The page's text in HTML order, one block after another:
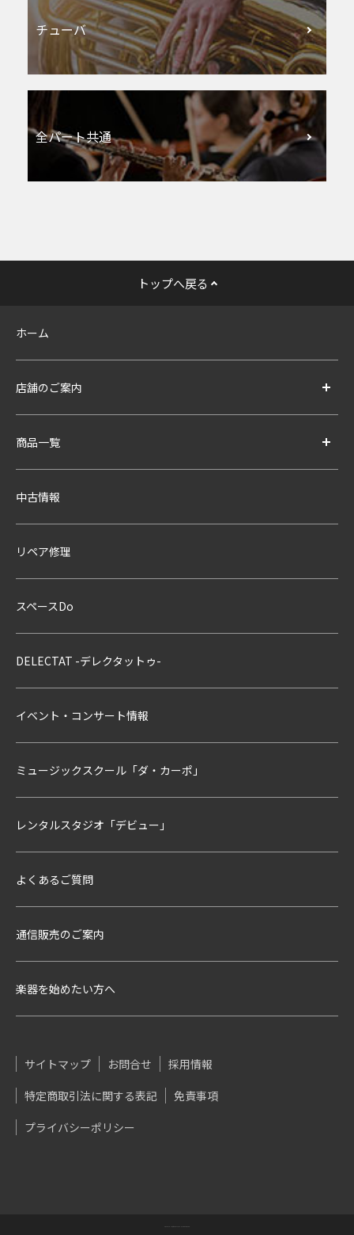
チューバ
全パート共通
トップへ戻る
ホーム
店舗のご案内
商品一覧
中古情報
リペア修理
スペースDo
DELECTAT -デレクタットゥ-
イベント・コンサート情報
ミュージックスクール「ダ・カーポ」
レンタルスタジオ「デビュー」
よくあるご質問
通信販売のご案内
楽器を始めたい方へ
サイトマップ お問合せ
採用情報
特定商取引法に関する表記
免責事項
プライバシーポリシー